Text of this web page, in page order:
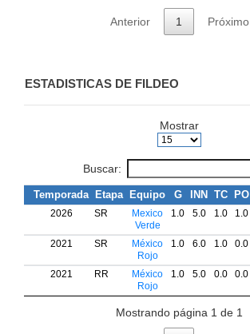
Anterior 1 Próximo
ESTADISTICAS DE FILDEO
Mostrar
Buscar:
Temporada Etapa Equipo G INN TC PO
2026 SR
Mexico
Verde
1.0 5.0 1.0 1.0
2021 SR
México
Rojo
1.0 6.0 1.0 0.0
2021 RR
México
Rojo
1.0 5.0 0.0 0.0
Mostrando página 1 de 1